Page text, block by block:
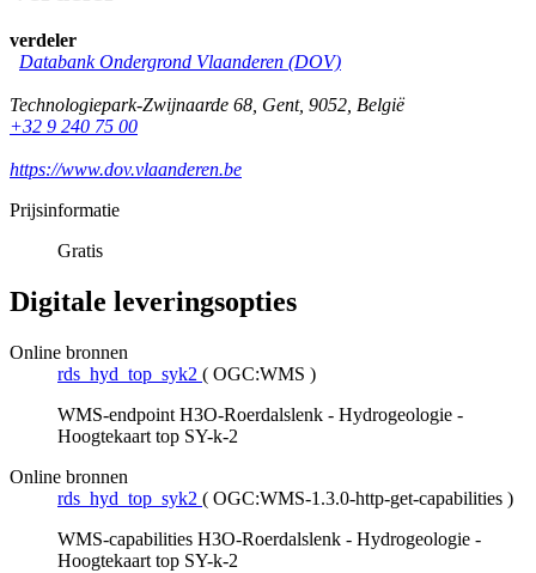
verdeler
Databank Ondergrond Vlaanderen (DOV)
Technologiepark-Zwijnaarde 68, Gent, 9052, België
+32 9 240 75 00
https://www.dov.vlaanderen.be
Prijsinformatie
Gratis
Digitale leveringsopties
Online bronnen
rds_hyd_top_syk2 ( OGC:WMS )
WMS-endpoint H3O-Roerdalslenk - Hydrogeologie -
Hoogtekaart top SY-k-2
Online bronnen
rds_hyd_top_syk2 ( OGC:WMS-1.3.0-http-get-capabilities )
WMS-capabilities H3O-Roerdalslenk - Hydrogeologie -
Hoogtekaart top SY-k-2